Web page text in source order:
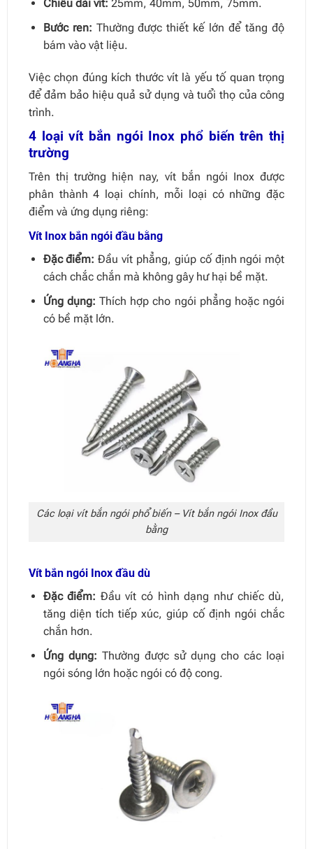
Chiều dài vít: 25mm, 40mm, 50mm, 75mm.
Bước ren: Thường được thiết kế lớn để tăng độ
bám vào vật liệu.
Việc chọn đúng kích thước vít là yếu tố quan trọng
để đảm bảo hiệu quả sử dụng và tuổi thọ của công
trình.
4 loại vít bắn ngói Inox phổ biến trên thị
trường
Trên thị trường hiện nay, vít bắn ngói Inox được
phân thành 4 loại chính, mỗi loại có những đặc
điểm và ứng dụng riêng:
Vít Inox bắn ngói đầu bằng
Đặc điểm: Đầu vít phẳng, giúp cố định ngói một
cách chắc chắn mà không gây hư hại bề mặt.
Ứng dụng: Thích hợp cho ngói phẳng hoặc ngói
có bề mặt lớn.
Các loại vít bắn ngói phổ biến – Vít bắn ngói Inox đầu
bằng
Vít bắn ngói Inox đầu dù
Đặc điểm: Đầu vít có hình dạng như chiếc dù,
tăng diện tích tiếp xúc, giúp cố định ngói chắc
chắn hơn.
Ứng dụng: Thường được sử dụng cho các loại
ngói sóng lớn hoặc ngói có độ cong.